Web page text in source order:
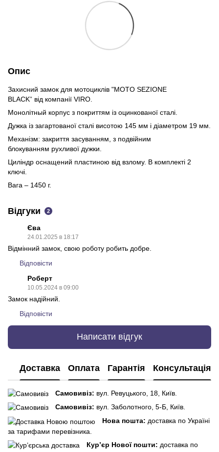
Опис
Захисний замок для мотоциклів "MOTO SEZIONE
BLACK" від компанії VIRO.
Монолітный корпус з покриттям із оцинкованої сталі.
Дужка із загартованої сталі висотою 145 мм і діаметром 19 мм.
Механізм: закриття засуванням, з подвійним
блокуванням рухливої дужки.
Циліндр оснащений пластиною від взлому. В комплекті 2
ключі.
Вага – 1450 г.
Відгуки 2
Єва
24.01.2025 в 18:17
Відмінний замок, свою роботу робить добре.
Відповісти
Роберт
10.05.2024 в 09:00
Замок надійний.
Відповісти
Написати відгук
Доставка Оплата Гарантія Консультація
Самовивіз: вул. Ревуцького, 18, Київ.
Самовивіз: вул. Заболотного, 5-Б, Київ.
Нова пошта: доставка по Україні
за тарифами перевізника.
Кур’єр Нової пошти: доставка по